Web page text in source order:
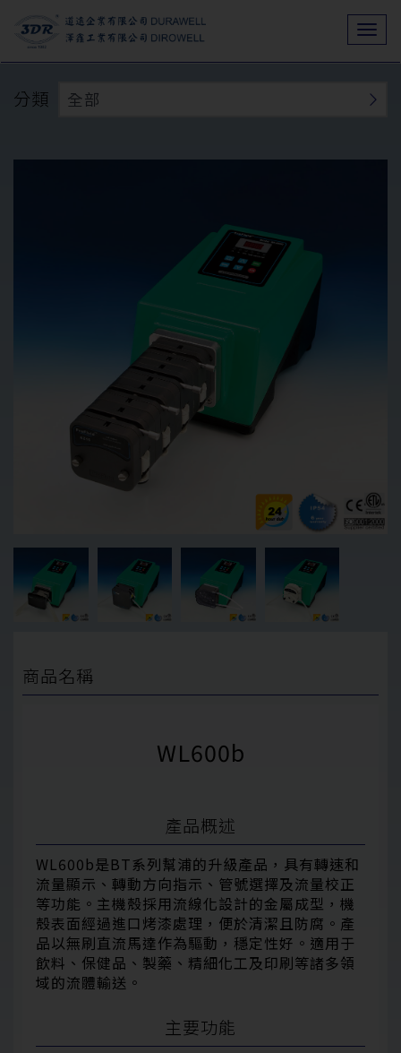
分類 全部
商品名稱
WL600b
產品概述
WL600b是BT系列幫浦的升級產品，具有轉速和
流量顯示、轉動方向指示、管號選擇及流量校正
等功能。主機殼採用流線化設計的金屬成型，機
殼表面經過進口烤漆處理，便於清潔且防腐。產
品以無刷直流馬達作為驅動，穩定性好。適用于
飲料、保健品、製藥、精細化工及印刷等諸多領
域的流體輸送。
主要功能